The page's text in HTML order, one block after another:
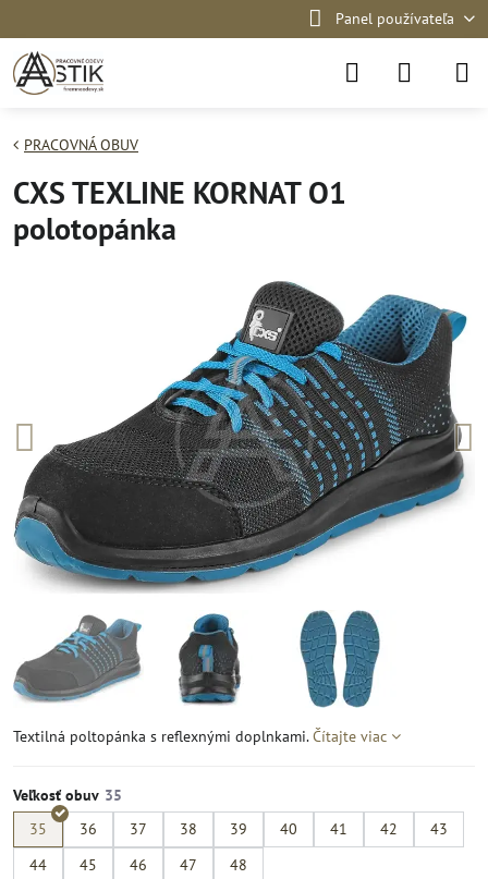
Panel používateľa
PRACOVNÁ OBUV
CXS TEXLINE KORNAT O1
polotopánka
Textilná poltopánka s reflexnými doplnkami.Čítajte viac
Veľkosť obuv
35
36 37 38 39 40 41 42
43
44
45 46 47 48